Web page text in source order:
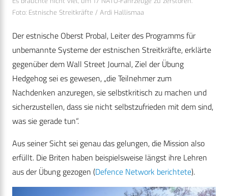
Foto: Estnische Streitkräfte / Ardi Hallismaa
Der estnische Oberst Probal, Leiter des Programms für
unbemannte Systeme der estnischen Streitkräfte, erklärte
gegenüber dem Wall Street Journal, Ziel der Übung
Hedgehog sei es gewesen, „die Teilnehmer zum
Nachdenken anzuregen, sie selbstkritisch zu machen und
sicherzustellen, dass sie nicht selbstzufrieden mit dem sind,
was sie gerade tun“.
Aus seiner Sicht sei genau das gelungen, die Mission also
erfüllt. Die Briten haben beispielsweise längst ihre Lehren
aus der Übung gezogen (Defence Network berichtete).